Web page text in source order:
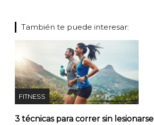
También te puede interesar:
FITNESS
3 técnicas para correr sin lesionarse